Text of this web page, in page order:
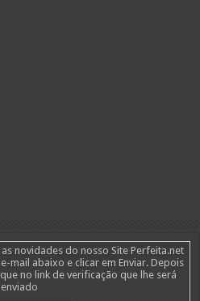
novidades do nosso Site Perfeita.net
mail abaixo e clicar em Enviar. Depois
no link de verificação que lhe será
enviado